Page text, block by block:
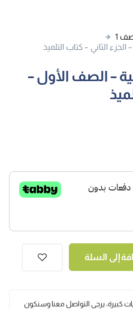
1
الثاني – كتاب التلميذ
– الصف الأول –
إلى السلة
كبيرة، يرجى التواصل معنا وسنكون